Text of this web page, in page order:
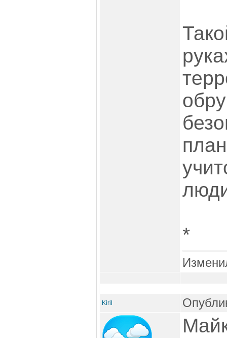
*
Kiril